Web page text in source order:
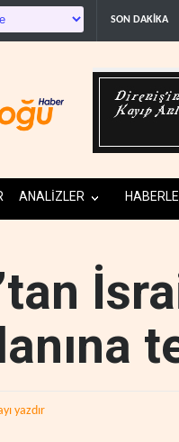
SON DAKİKA
Başkanı: Hava gücü
ANALİZLER
yazdır